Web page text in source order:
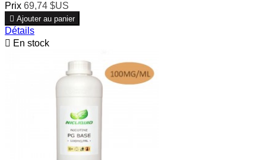
Prix 69,74 $US
 Ajouter au panier
Détails
 En stock